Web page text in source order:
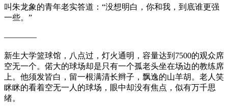
叫朱龙象的青年老实答道：“没想明白，你和我，到底谁更强
一些。”
————
新生大学篮球馆，八点过，灯火通明，容量达到7500的观众席
空无一个。偌大的球场却是只有一个孤老头坐在场边的教练席
上。他须发皆白，留一根满清长辫子，飘逸的山羊胡。老人笑
眯眯的看着空无一人的球场，眼中却没有焦点，似有万千思
绪。